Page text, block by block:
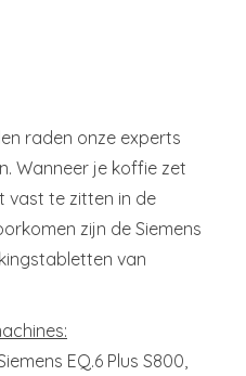
raden onze experts
Wanneer je koffie zet
vast te zitten in de
zijn de Siemens
van
EQ.6 Plus S800,